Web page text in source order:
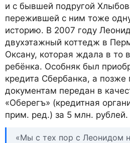
и с бывшей подругой
пережившей с ним тоже
историю. В 2007 году
двухэтажный коттедж в
Оксану, которая ждала в то
ребёнка. Особняк был
кредита Сбербанка, а
документам передан в
«Оберегъ» (кредитная
прим. ред.) за 5 млн. рублей.
«Мы с тех пор с Леонидом